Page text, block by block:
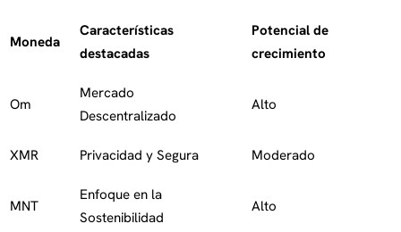
Moneda
Características
destacadas
Potencial de
crecimiento
Om
Mercado
Descentralizado
Alto
XMR Privacidad y Segura Moderado
MNT
Enfoque en la
Sostenibilidad
Alto